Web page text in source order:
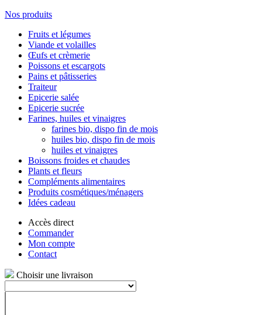
Nos produits
Fruits et légumes
Viande et volailles
Œufs et crèmerie
Poissons et escargots
Pains et pâtisseries
Traiteur
Epicerie salée
Epicerie sucrée
Farines, huiles et vinaigres
farines bio, dispo fin de mois
huiles bio, dispo fin de mois
huiles et vinaigres
Boissons froides et chaudes
Plants et fleurs
Compléments alimentaires
Produits cosmétiques/ménagers
Idées cadeau
Accès direct
Commander
Mon compte
Contact
Choisir une livraison